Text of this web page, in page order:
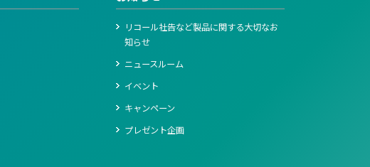
リコール社告など製品に関する大切なお
知らせ
ニュースルーム
イベント
キャンペーン
プレゼント企画